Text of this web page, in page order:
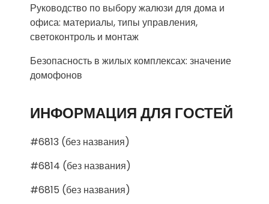
Руководство по выбору жалюзи для дома и
офиса: материалы, типы управления,
светоконтроль и монтаж
Безопасность в жилых комплексах: значение
домофонов
ИНФОРМАЦИЯ ДЛЯ ГОСТЕЙ
#6813 (без названия)
#6814 (без названия)
#6815 (без названия)